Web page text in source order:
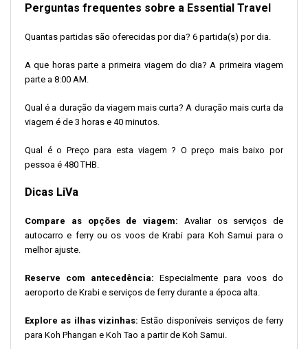
Perguntas frequentes sobre a Essential Travel
Quantas partidas são oferecidas por dia? 6 partida(s) por dia.
A que horas parte a primeira viagem do dia? A primeira viagem
parte a 8:00 AM.
Qual é a duração da viagem mais curta? A duração mais curta da
viagem é de 3 horas e 40 minutos.
Qual é o Preço para esta viagem ? O preço mais baixo por
pessoa é 480 THB.
Dicas LiVa
Compare as opções de viagem: Avaliar os serviços de
autocarro e ferry ou os voos de Krabi para Koh Samui para o
melhor ajuste.
Reserve com antecedência: Especialmente para voos do
aeroporto de Krabi e serviços de ferry durante a época alta.
Explore as ilhas vizinhas: Estão disponíveis serviços de ferry
para Koh Phangan e Koh Tao a partir de Koh Samui.